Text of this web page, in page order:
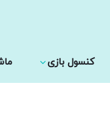
کنسول بازی